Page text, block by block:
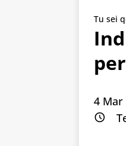
Tu sei
4 Mar